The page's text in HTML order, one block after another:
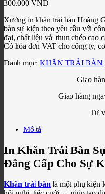
300.000 VNĐ
Xưởng in khăn trải bàn Hoàng
bàn sự kiện theo yêu cầu với
đại, chất liệu vải thun chéo cao
Có hóa đơn VAT cho công ty,
Danh mục: KHĂN TRẢI BÀN
Giao
Giao hàng
Tư
Mô tả
In Khăn Trải Bàn
Đẳng Cấp Cho Sự
Khăn trải bàn là một phụ kiện